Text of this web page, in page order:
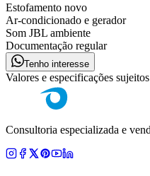
Estofamento novo
Ar-condicionado e gerador
Som JBL ambiente
Documentação regular
Tenho interesse
Valores e especificações
Consultoria especializada e